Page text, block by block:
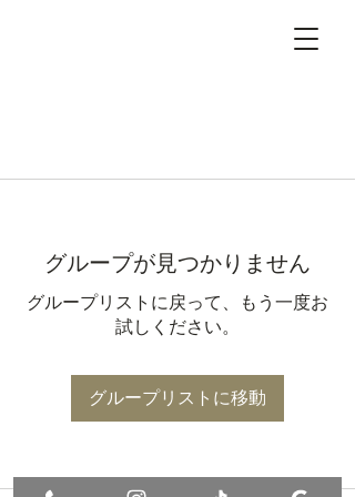
グループが見つかりません
グループリストに戻って、もう一度お
試しください。
グループリストに移動